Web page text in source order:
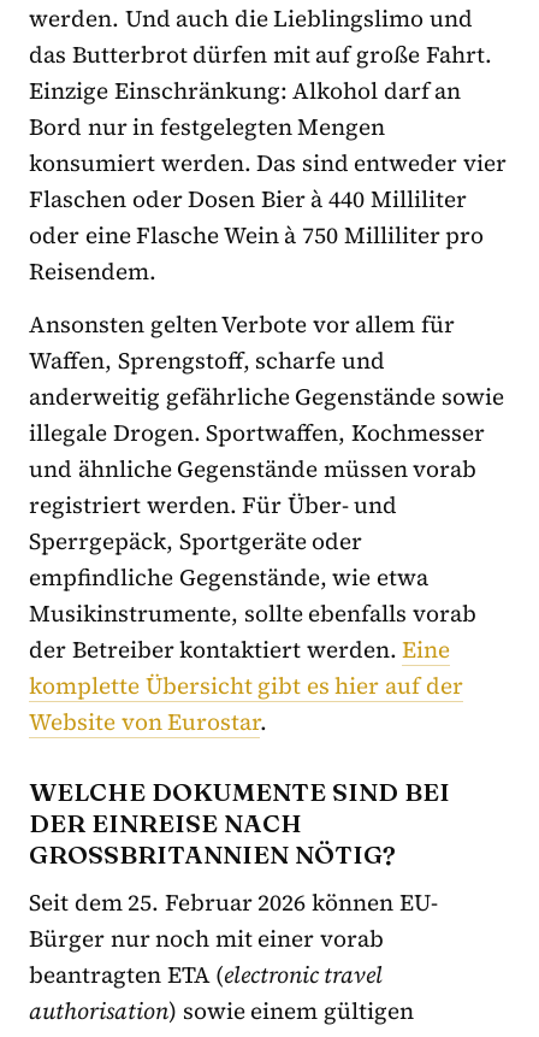
werden. Und auch die Lieblingslimo und
das Butterbrot dürfen mit auf große Fahrt.
Einzige Einschränkung: Alkohol darf an
Bord nur in festgelegten Mengen
konsumiert werden. Das sind entweder vier
Flaschen oder Dosen Bier à 440 Milliliter
oder eine Flasche Wein à 750 Milliliter pro
Reisendem.
Ansonsten gelten Verbote vor allem für
Waffen, Sprengstoff, scharfe und
anderweitig gefährliche Gegenstände sowie
illegale Drogen. Sportwaffen, Kochmesser
und ähnliche Gegenstände müssen vorab
registriert werden. Für Über- und
Sperrgepäck, Sportgeräte oder
empfindliche Gegenstände, wie etwa
Musikinstrumente, sollte ebenfalls vorab
der Betreiber kontaktiert werden.Eine
komplette Übersicht gibt es hier auf der
Website von Eurostar.
WELCHE DOKUMENTE SIND BEI
DER EINREISE NACH
GROSSBRITANNIEN NÖTIG?
Seit dem 25. Februar 2026 können EU-
Bürger nur noch mit einer vorab
beantragten ETA (electronic travel
authorisation) sowie einem gültigen